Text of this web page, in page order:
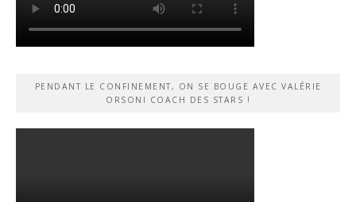
PENDANT LE CONFINEMENT, ON SE BOUGE AVEC VALÉRIE
ORSONI COACH DES STARS !